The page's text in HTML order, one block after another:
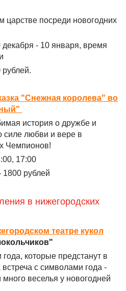
царстве посреди новогодних
- 10 января, время
рублей.
"Снежная королева" во
история о дружбе и
силе любви и вере в
Чемпионов!
17:00
1800 рублей
в нижегородских
театре кукол
которые предстанут в
с символами года -
веселья у новогодней